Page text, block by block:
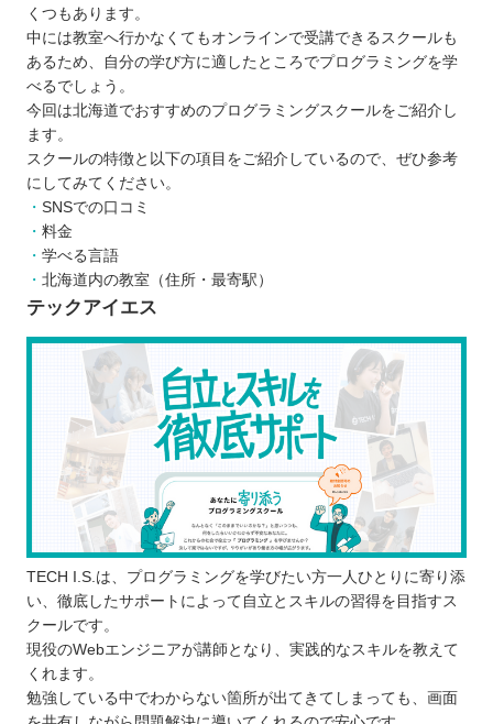
くつもあります。
中には教室へ行かなくてもオンラインで受講できるスクールも
あるため、自分の学び方に適したところでプログラミングを学
べるでしょう。
今回は北海道でおすすめのプログラミングスクールをご紹介し
ます。
スクールの特徴と以下の項目をご紹介しているので、ぜひ参考
にしてみてください。
SNSでの口コミ
料金
学べる言語
北海道内の教室（住所・最寄駅）
テックアイエス
TECH I.S.は、プログラミングを学びたい方一人ひとりに寄り添
い、徹底したサポートによって自立とスキルの習得を目指すス
クールです。
現役のWebエンジニアが講師となり、実践的なスキルを教えて
くれます。
勉強している中でわからない箇所が出てきてしまっても、画面